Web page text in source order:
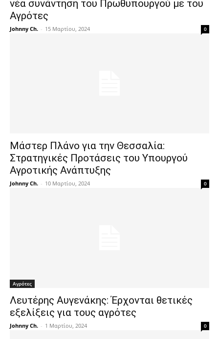
νέα συνάντηση του Πρωθυπουργού με του
Αγρότες
Johnny Ch. - 15 Μαρτίου, 2024 0
Μάστερ Πλάνο για την Θεσσαλία:
Στρατηγικές Προτάσεις του Υπουργού
Αγροτικής Ανάπτυξης
Johnny Ch. - 10 Μαρτίου, 2024 0
Αγρότες
Λευτέρης Αυγενάκης: Έρχονται θετικές
εξελίξεις για τους αγρότες
Johnny Ch. - 1 Μαρτίου, 2024 0